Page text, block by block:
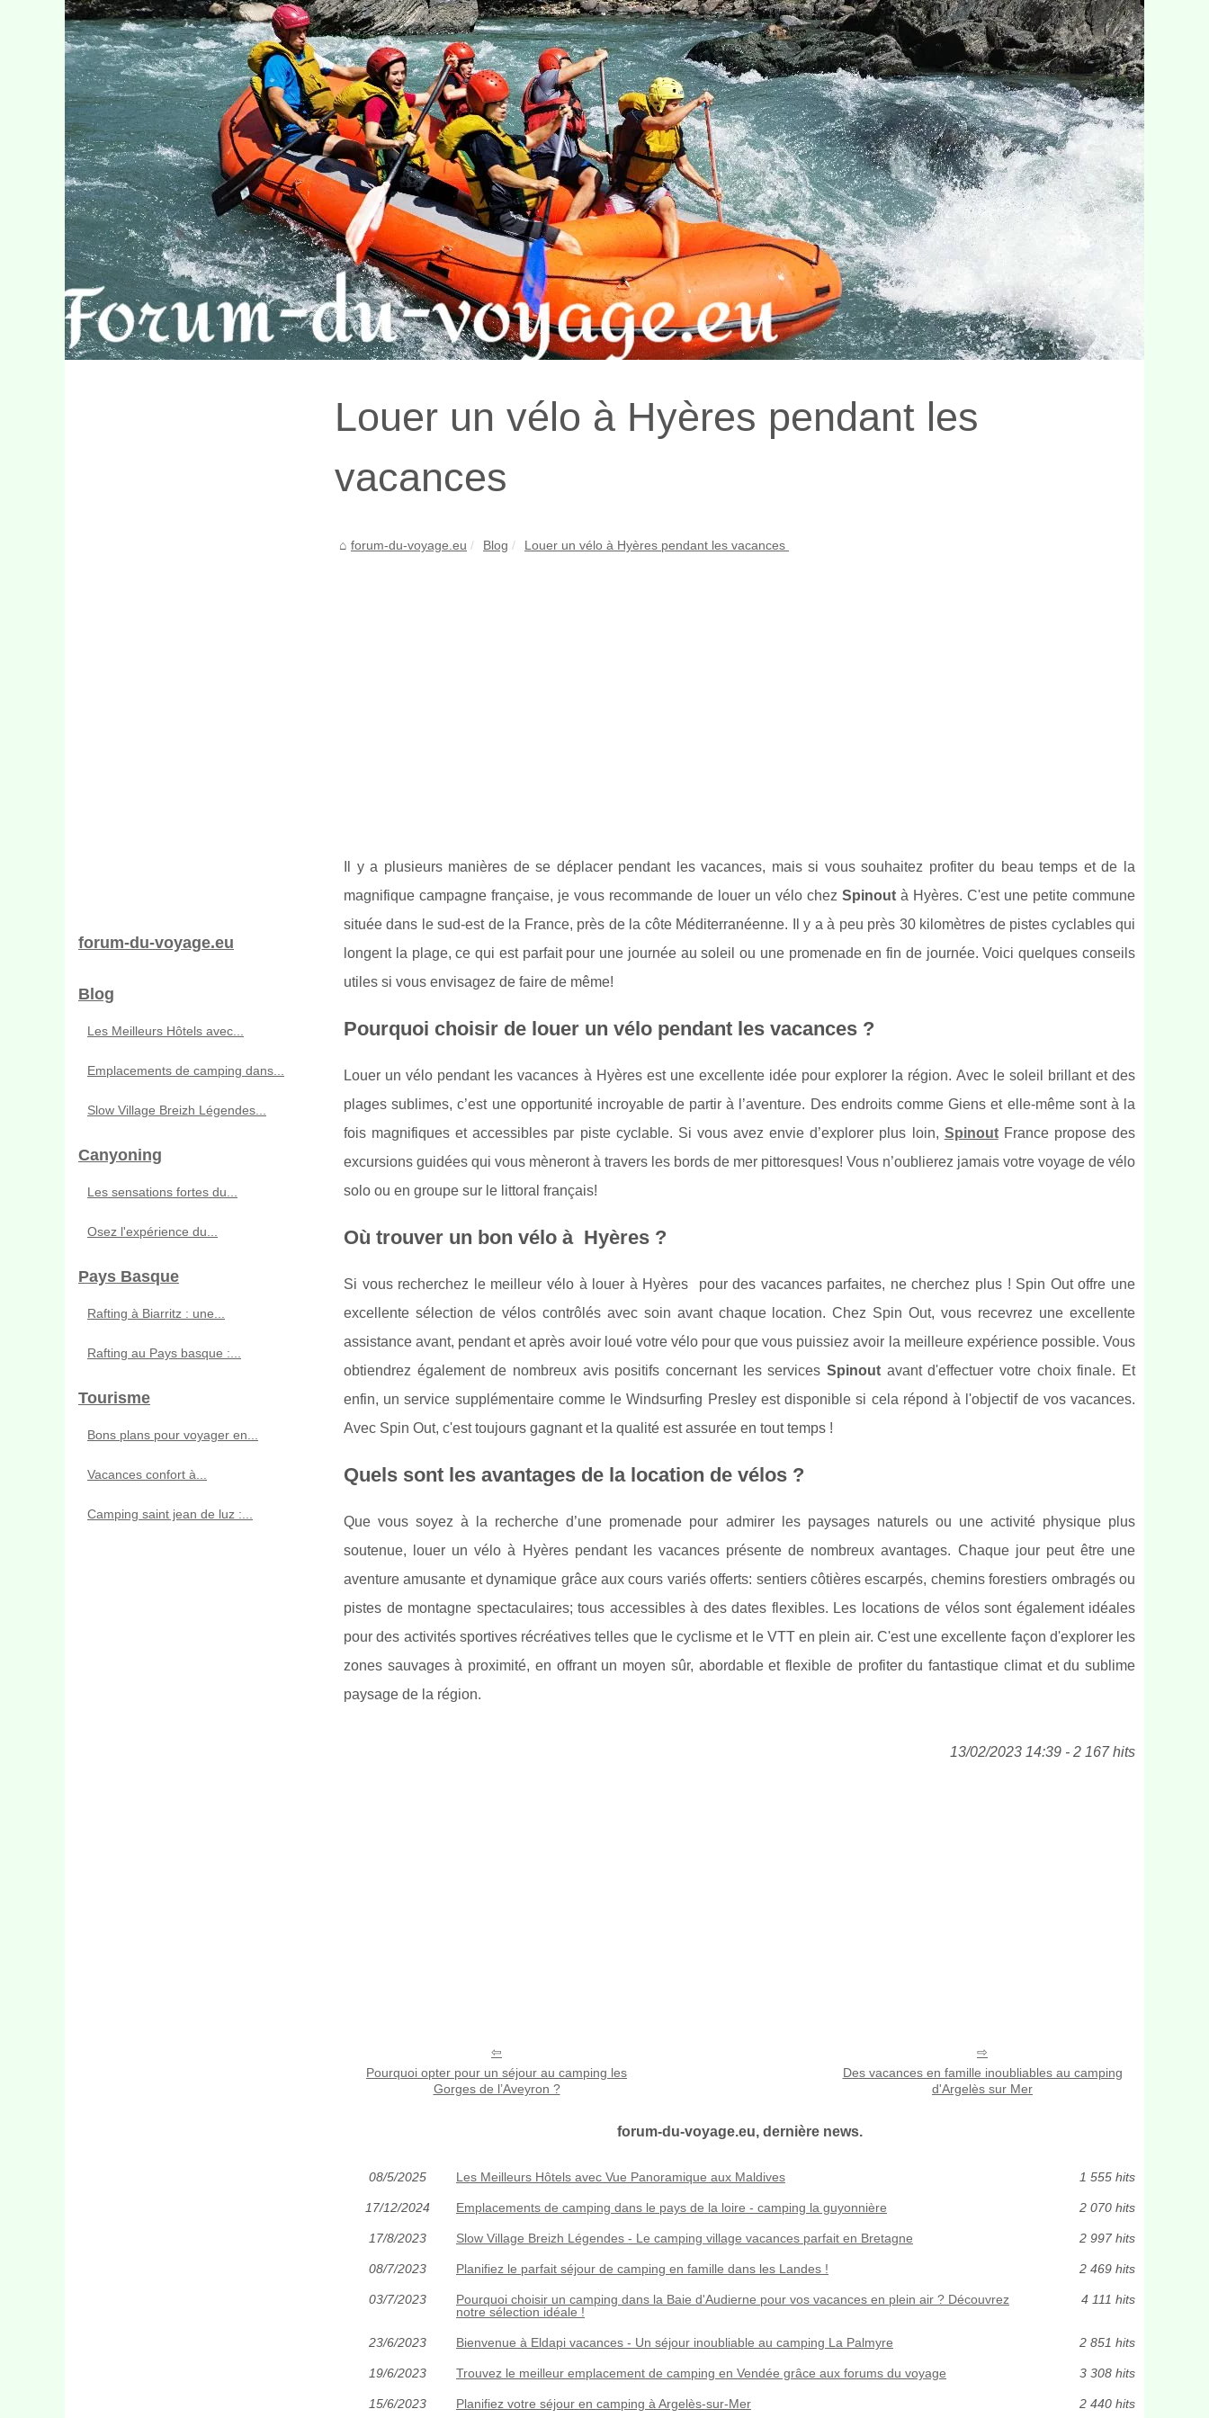
Louer un vélo à Hyères pendant les
vacances
forum-du-voyage.eu Blog Louer un vélo à Hyères pendant les vacances
Il y a plusieurs manières de se déplacer pendant les vacances, mais si vous souhaitez profiter du beau temps et de la
magnifique campagne française, je vous recommande de louer un vélo chez Spinout à Hyères. C'est une petite commune
située dans le sud-est de la France, près de la côte Méditerranéenne. Il y a à peu près 30 kilomètres de pistes cyclables qui
longent la plage, ce qui est parfait pour une journée au soleil ou une promenade en fin de journée. Voici quelques conseils
utiles si vous envisagez de faire de même!
Pourquoi choisir de louer un vélo pendant les vacances ?
Louer un vélo pendant les vacances à Hyères est une excellente idée pour explorer la région. Avec le soleil brillant et des
plages sublimes, c’est une opportunité incroyable de partir à l’aventure. Des endroits comme Giens et elle-même sont à la
fois magnifiques et accessibles par piste cyclable. Si vous avez envie d’explorer plus loin, SpinoutFrance propose des
excursions guidées qui vous mèneront à travers les bords de mer pittoresques! Vous n’oublierez jamais votre voyage de vélo
solo ou en groupe sur le littoral français!
Où trouver un bon vélo à Hyères ?
Si vous recherchez le meilleur vélo à louer à Hyères pour des vacances parfaites, ne cherchez plus ! Spin Out offre une
excellente sélection de vélos contrôlés avec soin avant chaque location. Chez Spin Out, vous recevrez une excellente
assistance avant, pendant et après avoir loué votre vélo pour que vous puissiez avoir la meilleure expérience possible. Vous
obtiendrez également de nombreux avis positifs concernant les services Spinout avant d'effectuer votre choix finale. Et
enfin, un service supplémentaire comme le Windsurfing Presley est disponible si cela répond à l'objectif de vos vacances.
Avec Spin Out, c'est toujours gagnant et la qualité est assurée en tout temps !
Quels sont les avantages de la location de vélos ?
Que vous soyez à la recherche d’une promenade pour admirer les paysages naturels ou une activité physique plus
soutenue, louer un vélo à Hyères pendant les vacances présente de nombreux avantages. Chaque jour peut être une
aventure amusante et dynamique grâce aux cours variés offerts: sentiers côtières escarpés, chemins forestiers ombragés ou
pistes de montagne spectaculaires; tous accessibles à des dates flexibles. Les locations de vélos sont également idéales
pour des activités sportives récréatives telles que le cyclisme et le VTT en plein air. C'est une excellente façon d'explorer les
zones sauvages à proximité, en offrant un moyen sûr, abordable et flexible de profiter du fantastique climat et du sublime
paysage de la région.
13/02/2023 14:39 - 2 167 hits
Pourquoi opter pour un séjour au camping les
Gorges de l’Aveyron ?
Des vacances en famille inoubliables au camping
d'Argelès sur Mer
forum-du-voyage.eu, dernière news.
08/5/2025 Les Meilleurs Hôtels avec Vue Panoramique aux Maldives 1 555 hits
17/12/2024 Emplacements de camping dans le pays de la loire - camping la guyonnière 2 070 hits
17/8/2023 Slow Village Breizh Légendes - Le camping village vacances parfait en Bretagne 2 997 hits
08/7/2023 Planifiez le parfait séjour de camping en famille dans les Landes ! 2 469 hits
03/7/2023
Pourquoi choisir un camping dans la Baie d'Audierne pour vos vacances en plein air ? Découvrez
notre sélection idéale !
4 111 hits
23/6/2023 Bienvenue à Eldapi vacances - Un séjour inoubliable au camping La Palmyre 2 851 hits
19/6/2023 Trouvez le meilleur emplacement de camping en Vendée grâce aux forums du voyage 3 308 hits
15/6/2023 Planifiez votre séjour en camping à Argelès-sur-Mer 2 440 hits
forum-du-voyage.eu
Blog
Les Meilleurs Hôtels avec...
Emplacements de camping dans...
Slow Village Breizh Légendes...
Canyoning
Les sensations fortes du...
Osez l'expérience du...
Pays Basque
Rafting à Biarritz : une...
Rafting au Pays basque :...
Tourisme
Bons plans pour voyager en...
Vacances confort à...
Camping saint jean de luz :...